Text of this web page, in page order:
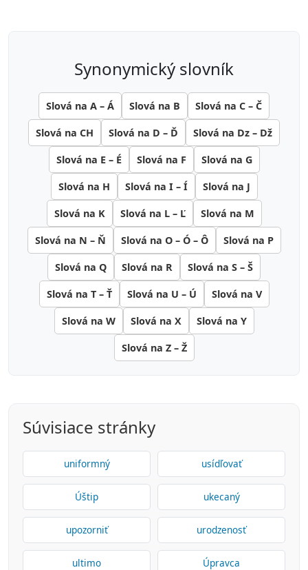
synonymický slovník
Slová na A – Á Slová na B Slová na C – Č
Slová na CH Slová na D – Ď Slová na Dz – Dž
Slová na E – É Slová na F Slová na G
Slová na H Slová na I – Í Slová na J
Slová na K Slová na L – Ľ Slová na M
Slová na N – Ň Slová na O – Ó – Ô Slová na P
Slová na Q Slová na R Slová na S – Š
Slová na T – Ť Slová na U – Ú Slová na V
Slová na W Slová na X Slová na Y
Slová na Z – Ž
Súvisiace stránky
uniformný usídľovať
Úštip ukecaný
upozorniť urodzenosť
ultimo Úpravca